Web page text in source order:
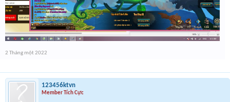
2 Tháng một 2022
123456ktvn
Member Tích Cực